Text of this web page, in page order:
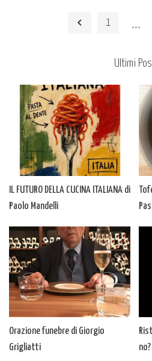
1 …
Ultimi
IL FUTURO DELLA CUCINA ITALIANA di
Paolo Mandelli
Orazione funebre di Giorgio
Grigliatti
no?